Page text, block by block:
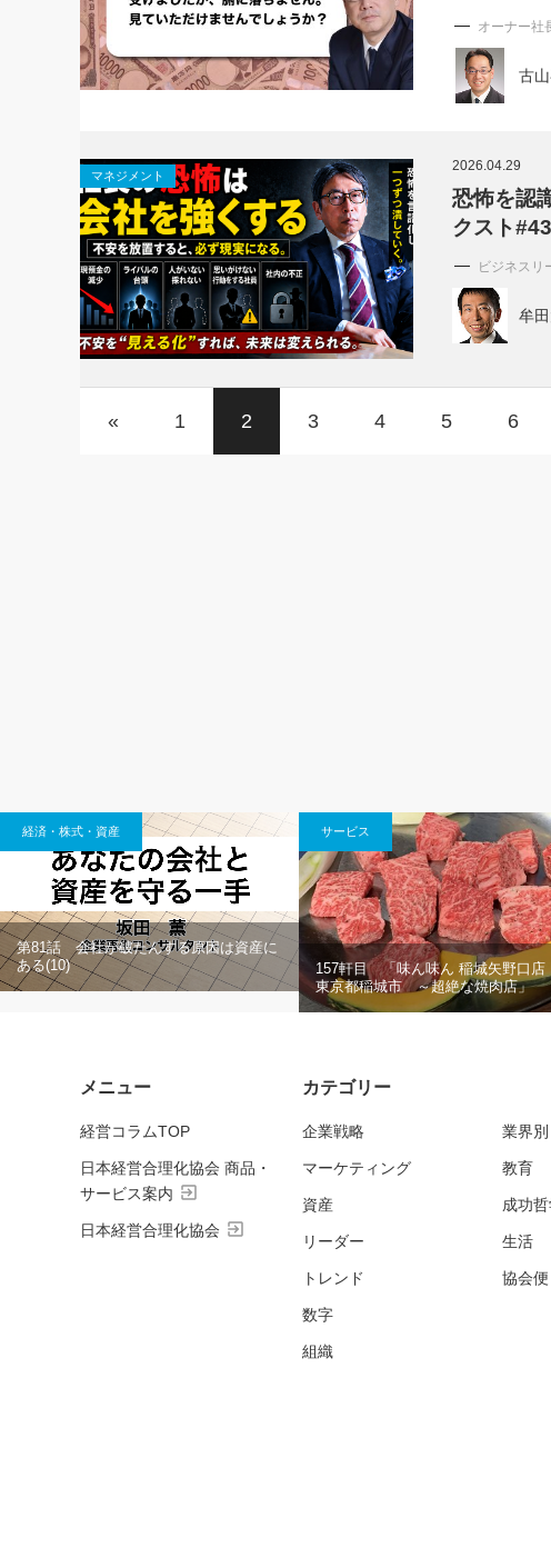
オーナー社
古
マネジメント
2026.04.29
恐怖を認
クスト
ビジネスリ
牟
« 1 2 3 4 5 6
経済・株式・資産
第81話 会社が破たんする原因は資産に
ある(10)
サービス
157軒目 「味ん味ん 稲城矢野口
東京都稲城市 ～超絶な焼肉店」
メニュー
経営コラムTOP
日本経営合理化協会 商品・
サービス案内 exit_to_app
日本経営合理化協会 exit_to_app
カテゴリー
企業戦略
マーケティング
資産
リーダー
トレンド
数字
組織
業界別
教育
成功
生活
協会便